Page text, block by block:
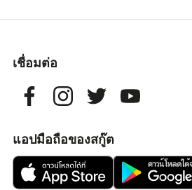
เชื่อมต่อ
แอปมือถือของสกู๊ต